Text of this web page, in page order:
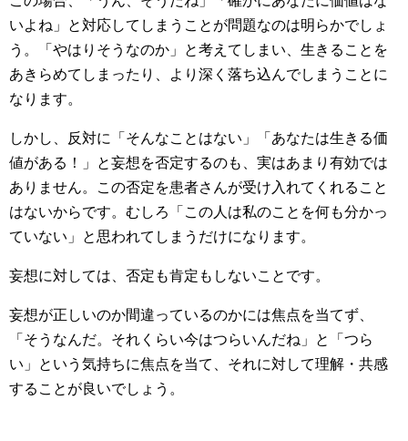
いよね」と対応してしまうことが問題なのは明らかでしょ
う。「やはりそうなのか」と考えてしまい、生きることを
あきらめてしまったり、より深く落ち込んでしまうことに
なります。
しかし、反対に「そんなことはない」「あなたは生きる価
値がある！」と妄想を否定するのも、実はあまり有効では
ありません。この否定を患者さんが受け入れてくれること
はないからです。むしろ「この人は私のことを何も分かっ
ていない」と思われてしまうだけになります。
妄想に対しては、否定も肯定もしないことです。
妄想が正しいのか間違っているのかには焦点を当てず、
「そうなんだ。それくらい今はつらいんだね」と「つら
い」という気持ちに焦点を当て、それに対して理解・共感
することが良いでしょう。